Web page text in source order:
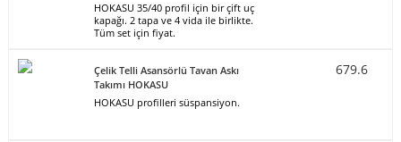
HOKASU 35/40 profil için bir çift uç
kapağı. 2 tapa ve 4 vida ile birlikte.
Tüm set için fiyat.
Çelik Telli Asansörlü Tavan Askı
Takımı HOKASU
HOKASU profilleri süspansiyon.
679.6